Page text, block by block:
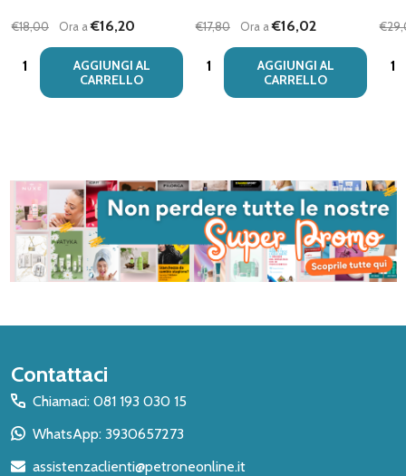
€18,00 Ora a€16,20
Quantità:
AGGIUNGI AL
CARRELLO
€17,80 Ora a€16,02
Quantità:
AGGIUNGI AL
CARRELLO
Inizio
del
piè
Contattaci
Chiamaci: 081 193 030 15
WhatsApp: 3930657273
assistenzaclienti@petroneonline.it